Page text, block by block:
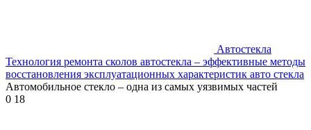
Автостекла
Технология ремонта сколов автостекла – эффективные методы
восстановления эксплуатационных характеристик авто стекла
Автомобильное стекло – одна из самых уязвимых частей
0 18